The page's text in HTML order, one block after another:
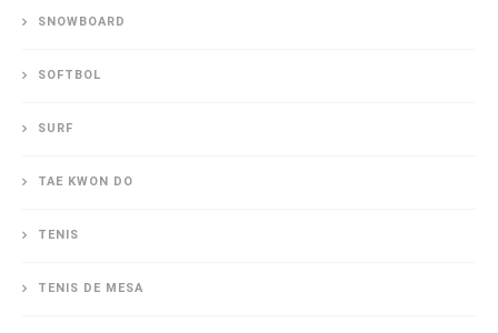
SNOWBOARD
SOFTBOL
SURF
TAE KWON DO
TENIS
TENIS DE MESA